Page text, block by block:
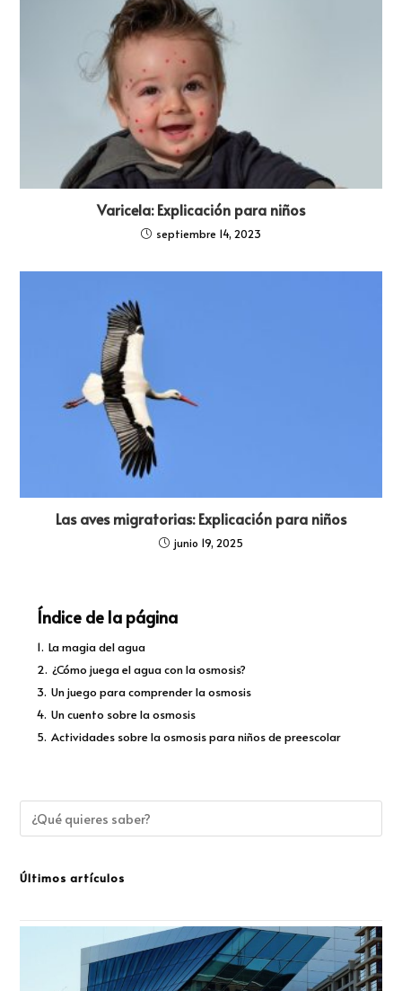
Varicela: Explicación para niños
septiembre 14, 2023
Las aves migratorias: Explicación para niños
junio 19, 2025
Índice de la página
1. La magia del agua
2. ¿Cómo juega el agua con la osmosis?
3. Un juego para comprender la osmosis
4. Un cuento sobre la osmosis
5. Actividades sobre la osmosis para niños de preescolar
Últimos artículos